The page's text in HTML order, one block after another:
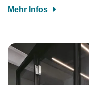
Mehr Infos